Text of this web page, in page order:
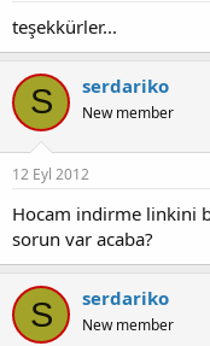
teşekkürler...
S serdariko
New member
12 Eyl 2012
Hocam indirme linkini
sorun var acaba?
S serdariko
New member